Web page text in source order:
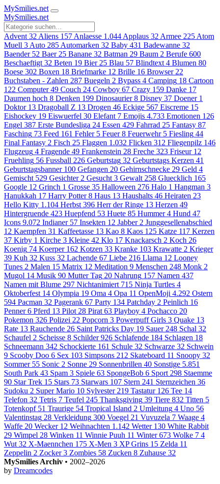
MySmilies.net
MySmilies.net
Advent 32 Aliens 157 Anlaesse 1.044 Applaus 32 Armee 225 Atom
Muell 3 Auto 285 Automarken 32 Baby 431 Badewanne 32
Baender 52 Baer 25 Banane 32 Batman 29 Baum 2 Berufe 600
Beschaeftigt 32 Beten 19 Bier 25 Blau 57 Blindtext 4 Blumen 80
Boese 302 Boxen 18 Briefmarke 12 Brille 16 Browser 22
Buchstaben - Zahlen 287 Buegeln 2 Bypass 4 Camping 18 Cartoon
122 Computer 49 Couch 24 Cowboy 67 Crazy 159 Danke 17
Daumen hoch 8 Denken 199 Dinosaurier 8 Disney 37 Doener 1
Doktor 13 Dragoball Z 13 Drogen 46 Eckige 567 Eiscreme 15
Eishockey 19 Eiswuerfel 30 Elefant 7 Emojis 4.733 Emotionen 126
Engel 387 Erste Bundesliga 24 Essen 429 Fahrrad 25 Fantasy 87
Fasching 73 Feed 161 Fehler 5 Feuer 8 Feuerwehr 5 Fiesling 44
Final Fantasy 2 Fisch 25 Flaggen 1.032 Flicken 312 Fliegenpilz 146
Flugzeug 4 Fragende 49 Frankenstein 28 Freche 323 Friseur 12
Fruehling 56 Fussball 226 Geburtstag 32 Geburtstags Kerzen 41
Geburtstagsbanner 100 Gefangen 20 Gehirnschnecke 29 Geld 4
Gemischt 529 Gesichter 2 Gesucht 3 Gewalt 258 Gluecklich 165
Google 12 Grinch 1 Grosse 35 Halloween 276 Halo 1 Hangman 3
Hanukkah 17 Harry Potter 8 Haus 13 Haushalts 46 Heiraten 23
Hello Kitty 1.104 Herbst 396 Herr der Ringe 13 Herzen 49
Hintergruende 423 Huepfend 53 Huete 85 Hummer 4 Hund 47
Icons 9.072 Indianer 57 Insekten 12 Jabber 2 Junggesellenabschied
12 Kaempfen 31 Kaffeetasse 13 Kao 8 Kaos 125 Katze 117 Kerzen
37 Kirby 1 Kirche 3 Kleine 42 Klo 17 Knackarsch 2 Koch 26
Koenig 74 Koerper 162 Kotzen 33 Kranke 103 Krawatte 2 Krieger
39 Kuh 32 Kuss 32 Lachende 67 Liebe 216 Llama 12 Looney
Tunes 2 Malen 15 Matrix 12 Meditation 9 Menschen 248 Monk 2
Mugol 14 Musik 90 Mutter Tag 20 Nahrung 157 Namen 437
Namen mit Blume 297 Nichtanimiert 715 Ninja Turtles 4
Oktoberfest 14 Olympia 19 Oma 4 Opa 11 OpenMoji 4.292 Ostern
594 Pacman 32 Pagerank 67 Party 134 Patchday 2 Peinlich 16
Penner 6 Pferd 13 Pilot 28 Pirat 63 Playboy 4 Pochacco 20
Pokemon 326 Polizei 22 Popcorn 3 Powerpuff Girls 3 Quake 13
Rate 13 Rauchende 26 Saint Patricks Day 19 Sauer 248 Schal 32
Schaufel 2 Scheisse 8 Schilder 926 Schlafende 184 Schlagen 18
Schneemann 342 Schockierte 161 Schule 32 Schwarze 32 Schwein
9 Scooby Doo 6 Sex 103 Simpsons 212 Skateboard 11 Snoopy 32
Sommer 55 Sonic 2 Sonne 29 Sonnenbrillen 40 Sonstige 5.851
South Park 43 Spam 3 Spiele 63 SpongeBob 6 Sport 298 Staemme
90 Star Trek 15 Stars 73 Starwars 107 Stern 241 Sternzeichen 36
Sudoku 2 Super Mario 10 Sylvester 219 Tastatur 126 Tee 14
Telefon 32 Tetris 7 Teufel 245 Thanksgiving 39 Tiere 832 Titten 5
Totenkopf 51 Traurige 54 Tropical Island 2 Umleitung 4 Uno 56
Valentinstag 28 Verkleidung 300 Voegel 21 Vuvuzela 7 Waage 4
Waffe 20 Wecker 12 Weihnachten 1.142 Wetter 130 White Rabbit
29 Wimpel 28 Winken 11 Winnie Puuh 11 Winter 673 Wolke 7 4
Wut 32 X-Maennchen 175 X-Men 3 XP Grins 15 Zelda 11
Zeppelin 2 Zocker 3 Zombies 58 Zucken 8 Zuhause 32
MySmilies Archiv • 2002–2026
by Dreamcodes